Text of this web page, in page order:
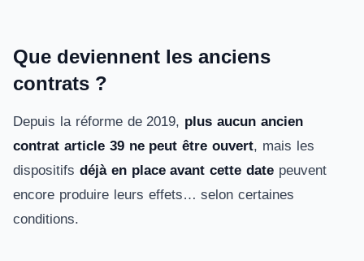
Que deviennent les anciens
contrats ?
Depuis la réforme de 2019, plus aucun ancien
contrat article 39 ne peut être ouvert, mais les
dispositifs déjà en place avant cette date peuvent
encore produire leurs effets… selon certaines
conditions.